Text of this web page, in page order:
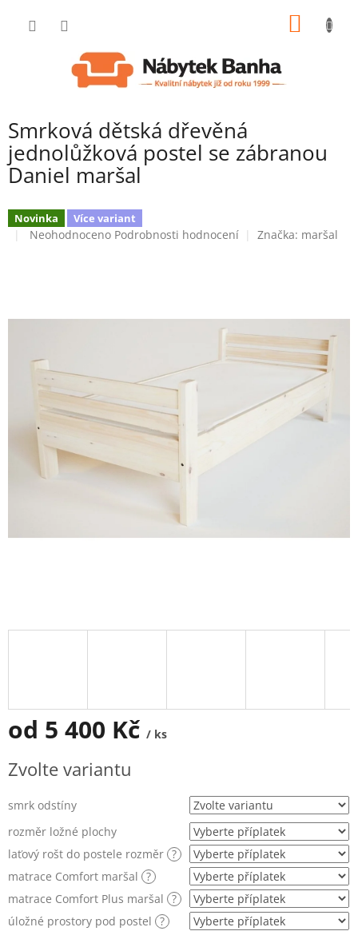
Smrková dětská dřevěná
jednolůžková postel se zábranou
Daniel maršal
Novinka Více variant
Průměrné
Neohodnoceno Podrobnosti hodnocení Značka: maršal
od 5 400 Kč / ks
cena:
Zvolte variantu
smrk odstíny
rozměr ložné plochy
laťový rošt do postele rozměr ?
matrace Comfort maršal ?
matrace Comfort Plus maršal ?
úložné prostory pod postel ?